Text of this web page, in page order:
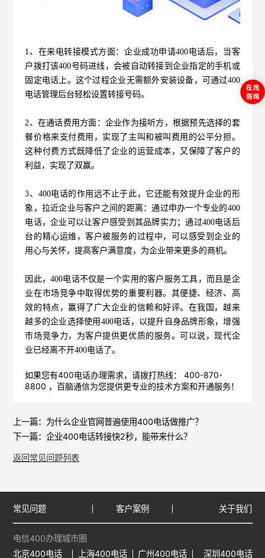
1、在来电转接模式方面：企业成功申请400电话后，当客
户拨打该400号码进线，会被自动转接到企业指定的手机或
固定电话上。这个过程企业无需额外安装设备，可通过400
电话管理后台轻松设置转接号码。
2、在通话费用方面：企业作为接听方，根据预先选择的套
餐价格来支付费用，实现了主叫和被叫费用的公平分担。
这种付费方式既降低了企业的运营成本，又保障了客户的
利益，实现了双赢。
3、400电话的作用远不止于此，它还能有效提升企业的形
象，拉近企业与客户之间的距离：通过申办一个专业的400
电话，企业可以让客户感受到其品牌实力；通过400电话后
台的精心运维，客户被服务的过程中，可以感受到企业的
用心与关怀，提高客户满意度，为企业带来更多的商机。
因此，400电话不仅是一个实用的客户服务工具，而且是企
业在市场竞争中取得优势的重要利器。其便捷、经济、高
效的特点，赢得了广大企业的信赖和好评。在我国，越来
越多的企业选择使用400电话，以提升自身品牌形象，增强
市场竞争力，为客户提供更优质的服务。可以说，现代企
业已经离不开400电话了。
如果您有400电话办理需求，请拨打热线： 400-870-
8800 ，百脑通信为您提供更专业的技术方案和开通服务！
上一篇： 为什么企业官网普遍使用400电话做推广？
下一篇： 企业400电话转接快2秒，能带来什么？
返回常见问题列表
常见问题 客户案例 关于我们
电信400办理城市圈
北京400电话
上海400电话 广州400电话 深圳400电话